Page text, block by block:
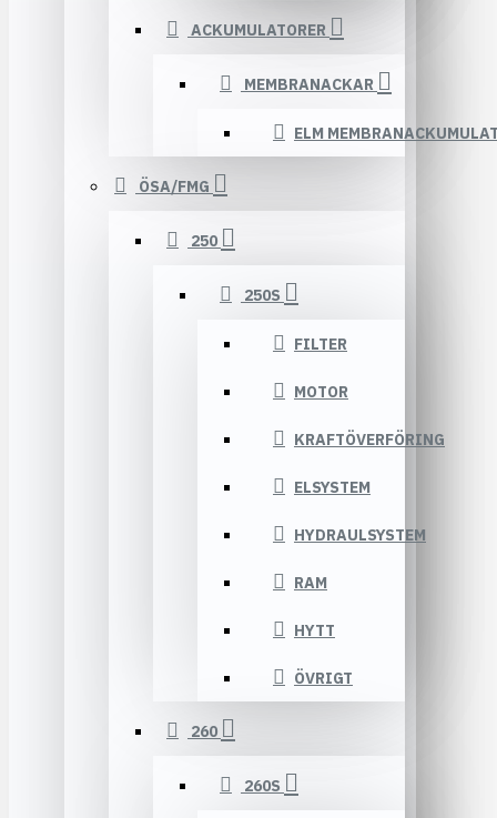
ACKUMULATORER
MEMBRANACKAR
ELM
ÖSA/FMG
250
250S
FILTER
MOTOR
KRAFTÖVERFÖRING
ELSYSTEM
HYDRAULSYSTEM
RAM
HYTT
ÖVRIGT
260
260S